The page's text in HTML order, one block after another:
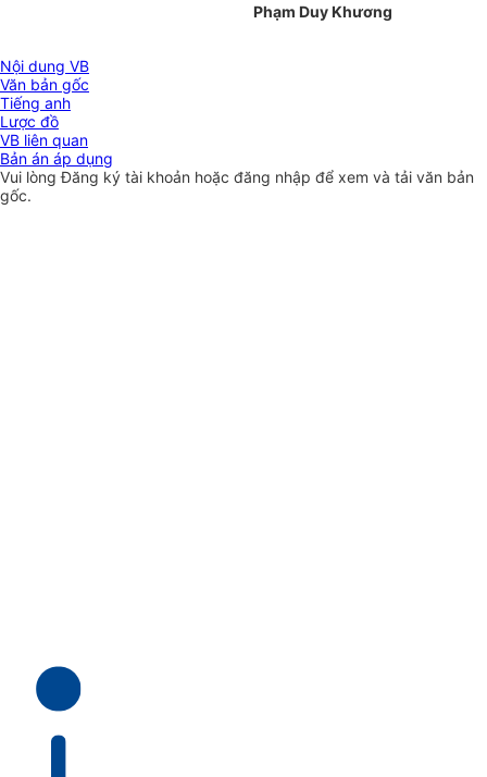
Phạm Duy Khương
Nội dung VB
Văn bản gốc
Tiếng anh
Lược đồ
VB liên quan
Bản án áp dụng
Vui lòngĐăng ký tài khoản hoặc đăng nhập để xem và tải văn bản
gốc.